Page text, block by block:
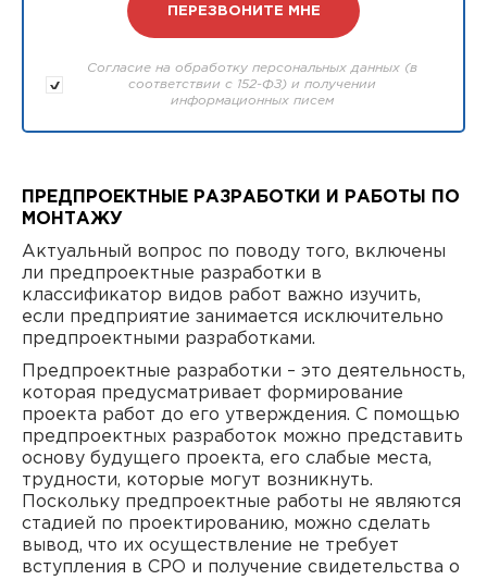
Согласие на обработку персональных данных (в
соответствии с 152-ФЗ) и получении
информационных писем
ПРЕДПРОЕКТНЫЕ РАЗРАБОТКИ И РАБОТЫ ПО
МОНТАЖУ
Актуальный вопрос по поводу того, включены
ли предпроектные разработки в
классификатор видов работ важно изучить,
если предприятие занимается исключительно
предпроектными разработками.
Предпроектные разработки – это деятельность,
которая предусматривает формирование
проекта работ до его утверждения. С помощью
предпроектных разработок можно представить
основу будущего проекта, его слабые места,
трудности, которые могут возникнуть.
Поскольку предпроектные работы не являются
стадией по проектированию, можно сделать
вывод, что их осуществление не требует
вступления в СРО и получение свидетельства о